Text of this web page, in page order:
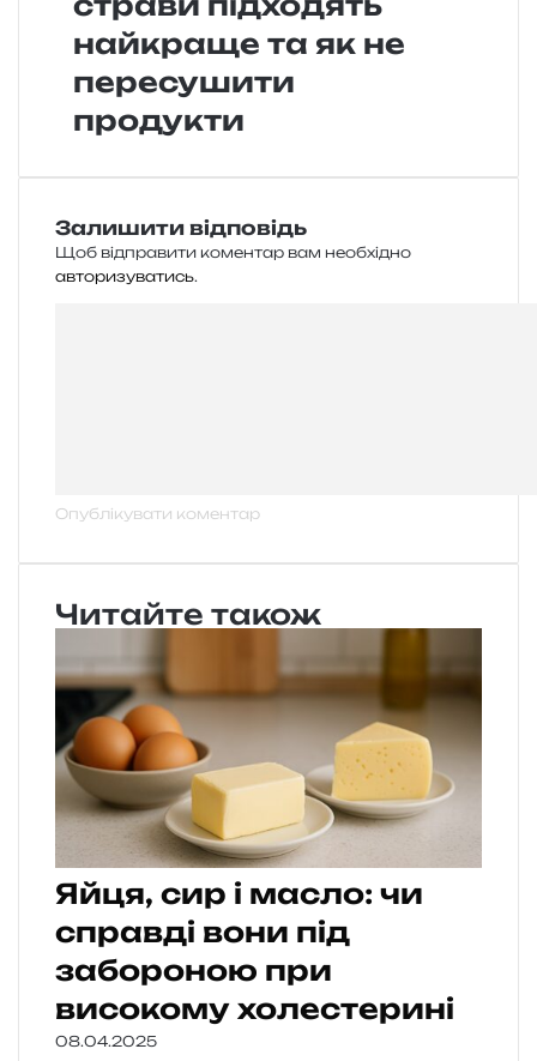
найкраще та як не
пересушити
продукти
Залишити відповідь
Щоб відправити коментар вам необхідно
авторизуватись.
Читайте також
Яйця, сир і масло: чи
справді вони під
забороною при
високому холестерині
08.04.2025